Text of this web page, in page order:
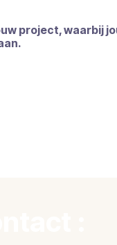
project, waarbij